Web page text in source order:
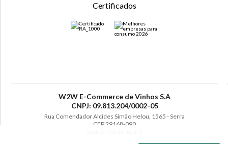
Certificados
W2W E-Commerce de Vinhos S.A
CNPJ: 09.813.204/0002-05
Rua Comendador Alcides Simão Helou, 1565 - Serra
CEP 29168-090